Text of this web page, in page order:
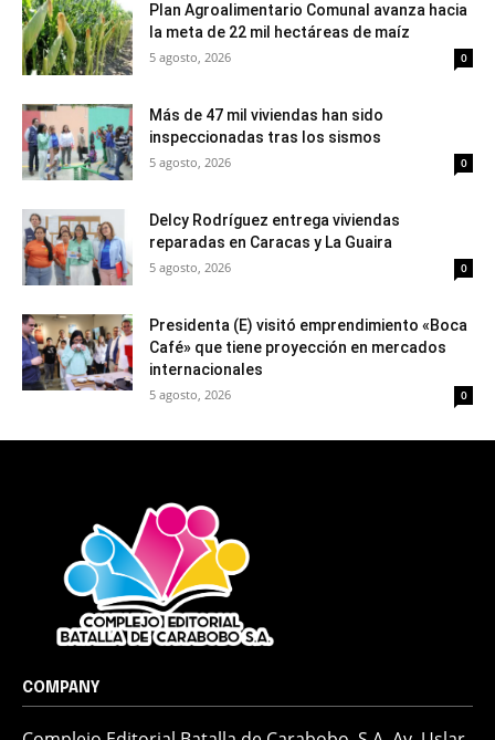
Plan Agroalimentario Comunal avanza hacia
la meta de 22 mil hectáreas de maíz
5 agosto, 2026 0
Más de 47 mil viviendas han sido
inspeccionadas tras los sismos
5 agosto, 2026 0
Delcy Rodríguez entrega viviendas
reparadas en Caracas y La Guaira
5 agosto, 2026 0
Presidenta (E) visitó emprendimiento «Boca
Café» que tiene proyección en mercados
internacionales
5 agosto, 2026 0
COMPANY